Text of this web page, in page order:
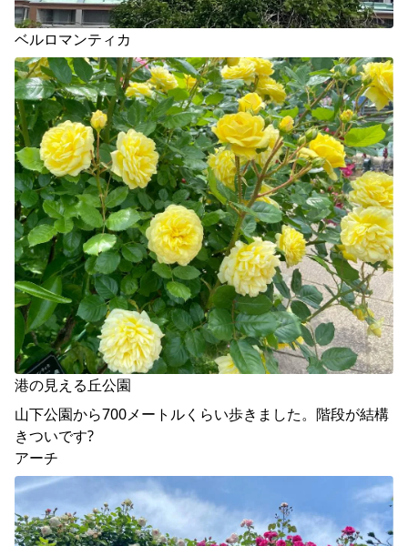
ベルロマンティカ
港の見える丘公園
山下公園から700メートルくらい歩きました。階段が結構
きついです?
アーチ